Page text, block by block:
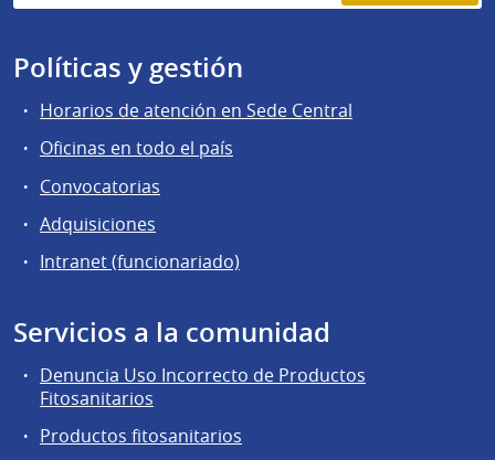
Políticas y gestión
Horarios de atención en Sede Central
Oficinas en todo el país
Convocatorias
Adquisiciones
Intranet (funcionariado)
Servicios a la comunidad
Denuncia Uso Incorrecto de Productos
Fitosanitarios
Productos fitosanitarios